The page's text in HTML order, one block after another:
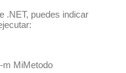
.NET, puedes indicar